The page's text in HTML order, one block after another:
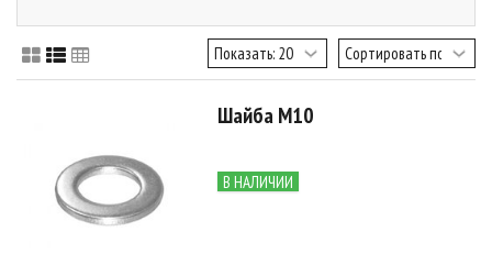
Шайба М10
В НАЛИЧИИ